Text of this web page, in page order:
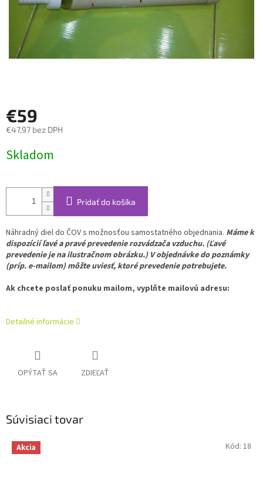
€59
€47,97 bez DPH
cena:
Skladom
Pridať do košíka
Náhradný diel do ČOV s možnosťou samostatného objednania. Máme k
dispozícií ľavé a pravé prevedenie rozvádzača vzduchu. (Ľavé
prevedenie je na ilustračnom obrázku.) V objednávke do poznámky
(príp. e-mailom) môžte uviesť, ktoré prevedenie potrebujete.
Ak chcete poslať ponuku mailom, vyplňte mailovú adresu:
Detailné informácie
OPÝTAŤ SA ZDIEĽAŤ
Súvisiaci tovar
Akcia Kód: 18